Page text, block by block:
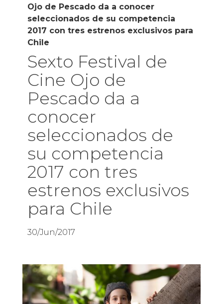
Ojo de Pescado da a conocer
seleccionados de su competencia
2017 con tres estrenos exclusivos para
Chile
Sexto Festival de
Cine Ojo de
Pescado da a
conocer
seleccionados de
su competencia
2017 con tres
estrenos exclusivos
para Chile
30/Jun/2017